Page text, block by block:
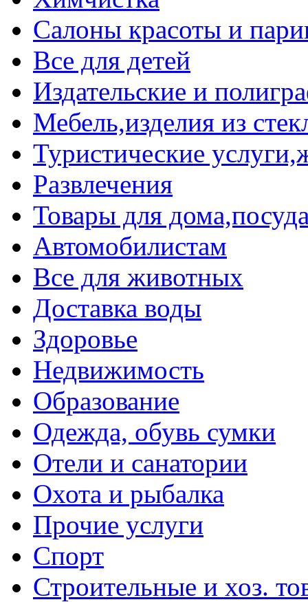
Салоны красоты и
Все для детей
Издательские и
Мебель,изделия из
Туристические
Развлечения
Товары для
Автомобилистам
Все для животных
Доставка воды
Здоровье
Недвижимость
Образование
Одежда, обувь сумки
Отели и санатории
Охота и рыбалка
Прочие услуги
Спорт
Строительные и хоз.